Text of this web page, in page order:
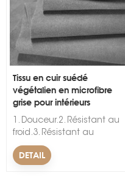
et PU
Tissu en cuir suédé
végétalien en microfibre
grise pour intérieurs
automobiles
1. Douceur.2. Résistant au
froid.3. Résistant au
vieillissement.&nbsp;&nbsp;
DETAIL